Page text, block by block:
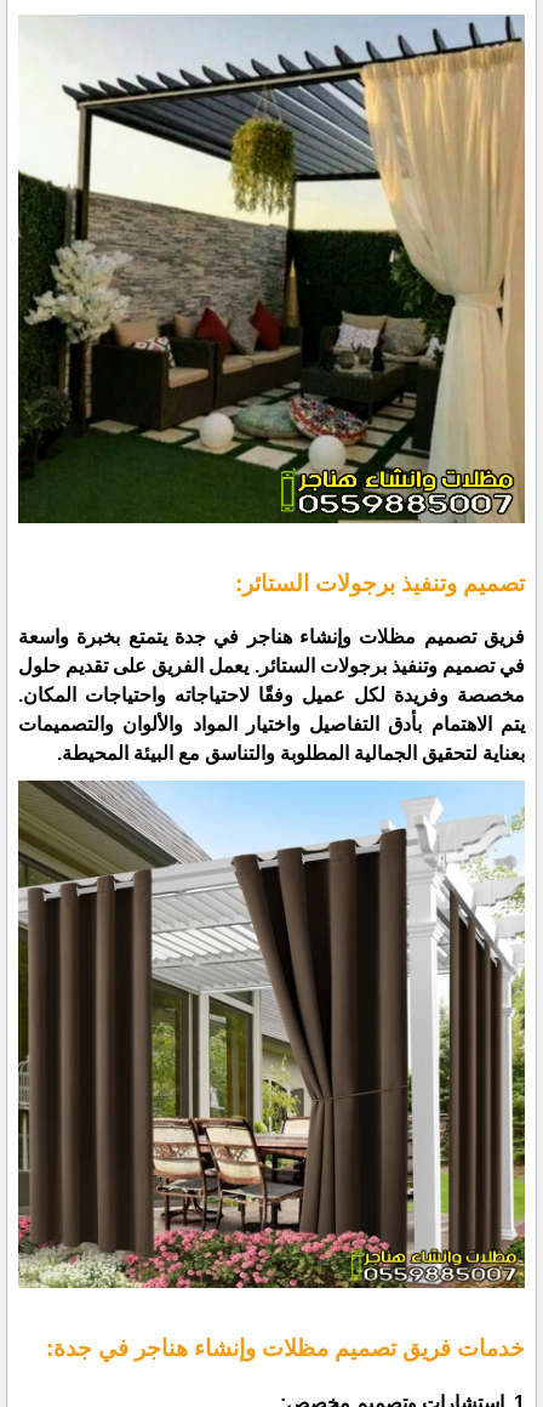
تصميم وتنفيذ برجولات الستائر:
فريق تصميم مظلات وإنشاء هناجر في جدة يتمتع بخبرة واسعة
في تصميم وتنفيذ برجولات الستائر. يعمل الفريق على تقديم حلول
مخصصة وفريدة لكل عميل وفقًا لاحتياجاته واحتياجات المكان.
يتم الاهتمام بأدق التفاصيل واختيار المواد والألوان والتصميمات
بعناية لتحقيق الجمالية المطلوبة والتناسق مع البيئة المحيطة.
خدمات فريق تصميم مظلات وإنشاء هناجر في جدة:
1. استشارات وتصميم مخصص: